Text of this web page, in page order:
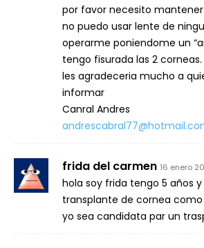
por favor necesito
no puedo usar lente de
operarme poniendome un
tengo fisurada las 2 corneas.
les agradeceria mucho a
informar
Canral Andres
frida del carmen 16 enero
hola soy frida tengo 5 años
transplante de cornea
yo sea candidata par un